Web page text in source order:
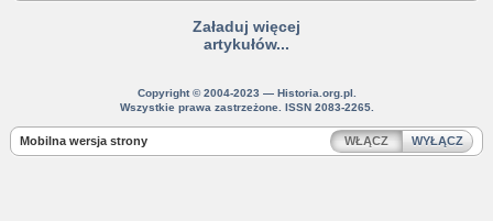
Załaduj więcej
artykułów...
Copyright © 2004-2023 — Historia.org.pl.
Wszystkie prawa zastrzeżone. ISSN 2083-2265.
Mobilna wersja strony WŁĄCZ WYŁĄCZ